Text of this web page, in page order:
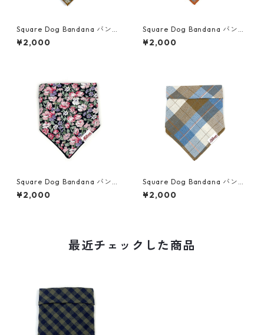
Square Dog Bandana バンダ
ナ・フランネル・花柄・オー
タムメドー
¥2,000
Square Dog Bandana バンダ
ナ・フランネル・チェック・
サンデーブランチ
¥2,000
Square Dog Bandana バンダ
ナ・コットン・花柄・ドナ
¥2,000
Square Dog Bandana バンダ
ナ・フランネル・チェック・
ハイキング by the Lake
¥2,000
最近チェックした商品